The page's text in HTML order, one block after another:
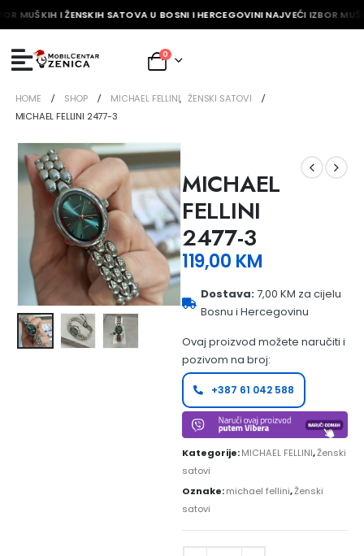
MUŠKIH I ŽENSKIH SATOVA U BOSNI I HERCEGOVINI NAJVEĆI IZBOR
0
HOME SHOP MICHAEL FELLINI, ŽENSKI SATOVI
MICHAEL FELLINI 2477-3
MICHAEL
FELLINI
2477-3
119,00 KM
Dostava:7,00 KM za cijelu
Bosnu i Hercegovinu
Ovaj proizvod možete naručiti i
pozivom na broj:
+387 61 042 588
Kategorije:MICHAEL FELLINI,Ženski
satovi
Oznake:michael fellini,Ženski
satovi